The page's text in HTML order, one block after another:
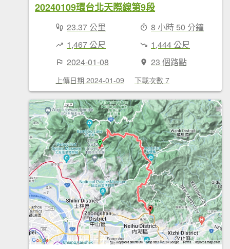
20240109環台北天際線第9段
23.37 公里
8 小時 50 分鐘
1,467 公尺
1,444 公尺
2024-01-08
23 個路點
上傳日期 2024-01-09 下載次數 7